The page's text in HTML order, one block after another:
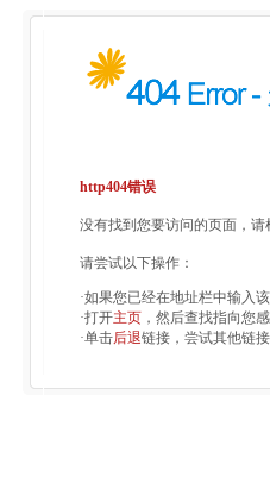
http404错误
没有找到您要访问的页面，
请尝试以下操作：
·如果您已经在地址栏中输入
·打开主页 ，然后查找指向您
·单击后退链接，尝试其他链